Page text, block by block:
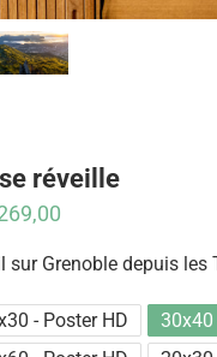
réveille
sur Grenoble depuis les
- Poster HD
30x40